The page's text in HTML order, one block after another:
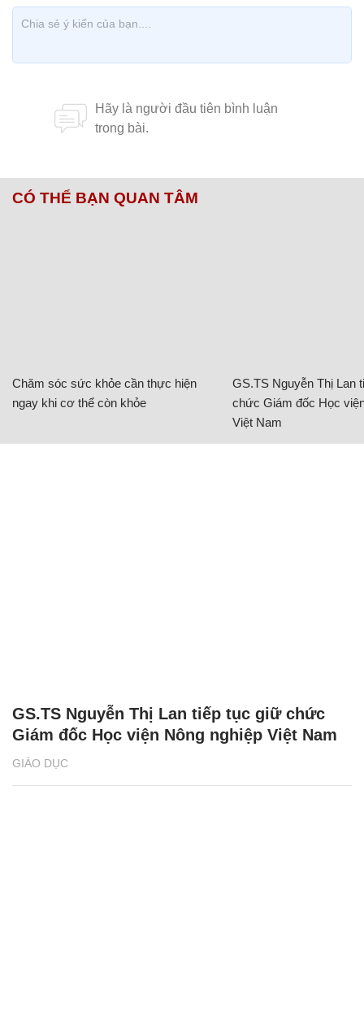
CÓ THỂ BẠN QUAN TÂM
Chăm sóc sức khỏe cần thực hiện
ngay khi cơ thể còn khỏe
GS.TS Nguyễn Thị Lan
chức Giám đốc Học
Việt Nam
GIÁO DỤC
GS.TS Nguyễn Thị Lan tiếp tục giữ chức
Giám đốc Học viện Nông nghiệp Việt Nam